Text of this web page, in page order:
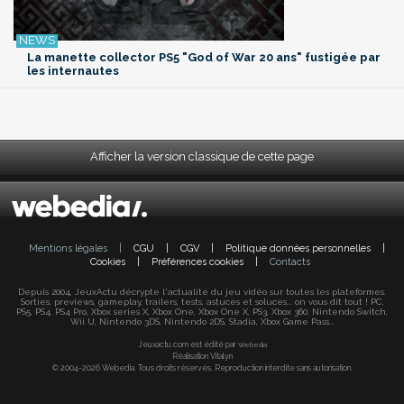
La manette collector PS5 "God of War 20 ans" fustigée par
les internautes
Afficher la version classique de cette page
Mentions légales CGU CGV Politique données personnelles
Cookies
Préférences cookies Contacts
Depuis 2004, JeuxActu décrypte l'actualité du jeu vidéo sur toutes les plateformes.
Sorties, previews, gameplay, trailers, tests, astuces et soluces... on vous dit tout ! PC,
PS5, PS4, PS4 Pro, Xbox series X, Xbox One, Xbox One X, PS3, Xbox 360, Nintendo Switch,
Wii U, Nintendo 3DS, Nintendo 2DS, Stadia, Xbox Game Pass...
Jeuxactu.com est édité par Webedia
Réalisation Vitalyn
© 2004-2026 Webedia. Tous droits réservés. Reproduction interdite sans autorisation.